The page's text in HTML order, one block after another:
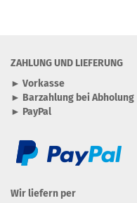
ZAHLUNG UND LIEFERUNG
► Vorkasse
► Barzahlung bei Abholung
► PayPal
Wir liefern per